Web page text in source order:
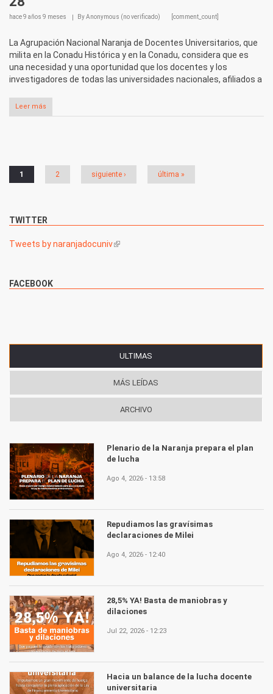
hace9 años 9 meses ByAnonymous (no verificado) [comment_count]
La Agrupación Nacional Naranja de Docentes Universitarios, que
milita en la Conadu Histórica y en la Conadu, considera que es
una necesidad y una oportunidad que los docentes y los
investigadores de todas las universidades nacionales, afiliados a
Leer más
Páginas
1 2 siguiente › última »
TWITTER
Tweets by naranjadocuniv(link is external)
FACEBOOK
ULTIMAS
MÁS LEÍDAS
ARCHIVO
Plenario de la Naranja prepara el plan
de lucha
Ago 4, 2026 - 13:58
Repudiamos las gravísimas
declaraciones de Milei
Ago 4, 2026 - 12:40
28,5% YA! Basta de maniobras y
dilaciones
Jul 22, 2026 - 12:23
Hacia un balance de la lucha docente
universitaria